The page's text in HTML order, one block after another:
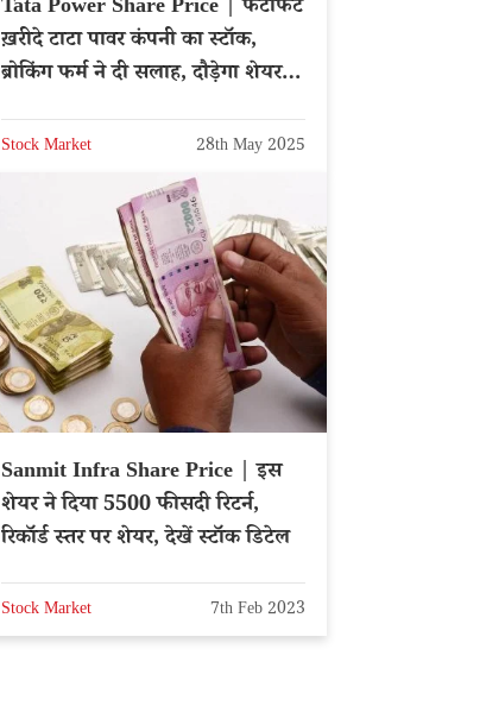
Tata Power Share Price | फटाफट
ख़रीदे टाटा पावर कंपनी का स्टॉक,
ब्रोकिंग फर्म ने दी सलाह, दौड़ेगा शेयर –
Stock Market 28th May 2025
Sanmit Infra Share Price | इस
शेयर ने दिया 5500 फीसदी रिटर्न,
रिकॉर्ड स्तर पर शेयर, देखें स्टॉक डिटेल
Stock Market 7th Feb 2023